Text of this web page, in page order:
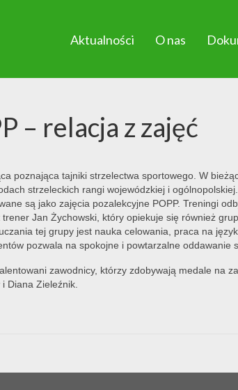
Aktualności O nas
– relacja z zajęć
poznająca tajniki strzelectwa sportowego. W
strzeleckich rangi wojewódzkiej i
są jako zajęcia pozalekcyjne POPP. Treningi
Jan Żychowski, który opiekuje się również
tej grupy jest nauka celowania, praca na
pozwala na spokojne i powtarzalne oddawanie
zawodnicy, którzy zdobywają medale na
Diana Zieleźnik.